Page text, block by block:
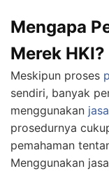
Mengapa
Merek HKI?
Meskipun proses
sendiri, banyak
menggunakan
prosedurnya
pemahaman
Menggunakan